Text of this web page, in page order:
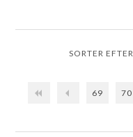
SORTER EFTER
69 70